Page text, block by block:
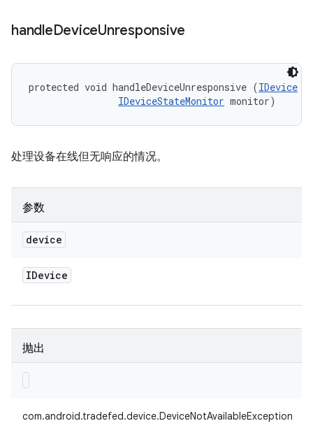
handleDeviceUnresponsive
protected void handleDeviceUnresponsive (IDevice
IDeviceStateMonitor monitor)
处理设备在线但无响应的情况。
参数
device
IDevice
抛出
com.android.tradefed.device.DeviceNotAvailableException